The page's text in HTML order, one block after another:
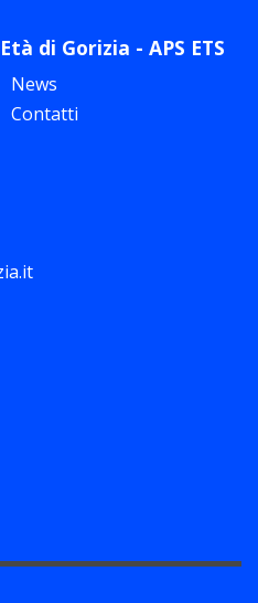
di Gorizia - APS ETS
News
Contatti